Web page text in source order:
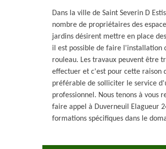
Dans la ville de Saint Severin D
nombre de propriétaires des
jardins désirent mettre en place
il est possible de faire l'installation
rouleau. Les travaux peuvent être
effectuer et c'est pour cette raison
préférable de solliciter le service
professionnel. Nous tenons à vous
faire appel à Duverneuil Elagueur
formations spécifiques dans le